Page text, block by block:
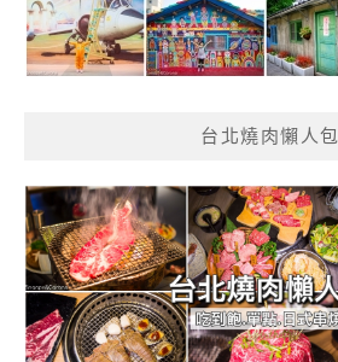
台北燒肉懶人包